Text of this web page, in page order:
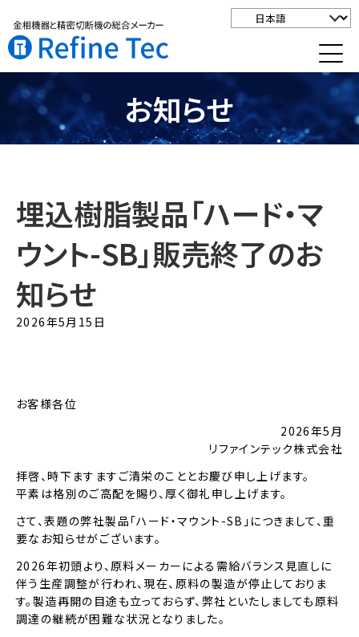
お知らせ
埋込樹脂製品「ハード・マ
ウント-SB」販売終了のお
知らせ
2026年5月15日
お客様各位
2026年5月
リファインテック株式会社
拝啓、時下ますますご清栄のこととお慶び申し上げます。
平素は格別のご高配を賜り、厚く御礼申し上げます。
さて、表題の弊社製品「ハード・マウント-SB」につきまして、重
要なお知らせがございます。
2026年初頭より、原料メーカーによる需給バランス見直しに
伴う生産調整が行われ、現在、原料の製造が停止しておりま
す。製造再開の目途も立っておらず、弊社といたしましても原料
調達の継続が困難な状況となりました。